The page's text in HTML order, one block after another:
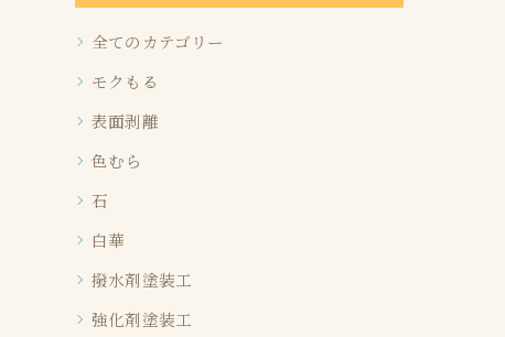
全てのカテゴリー
モクもる
表面剥離
色むら
石
白華
撥水剤塗装工
強化剤塗装工